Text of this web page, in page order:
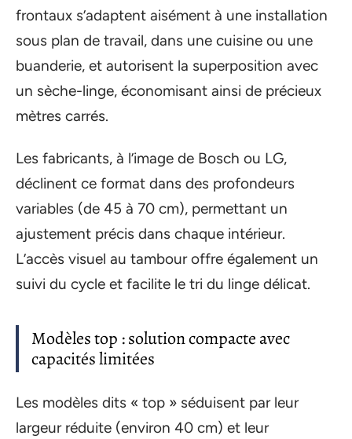
frontaux s’adaptent aisément à une installation
sous plan de travail, dans une cuisine ou une
buanderie, et autorisent la superposition avec
un sèche-linge, économisant ainsi de précieux
mètres carrés.
Les fabricants, à l’image de Bosch ou LG,
déclinent ce format dans des profondeurs
variables (de 45 à 70 cm), permettant un
ajustement précis dans chaque intérieur.
L’accès visuel au tambour offre également un
suivi du cycle et facilite le tri du linge délicat.
Modèles top : solution compacte avec
capacités limitées
Les modèles dits « top » séduisent par leur
largeur réduite (environ 40 cm) et leur